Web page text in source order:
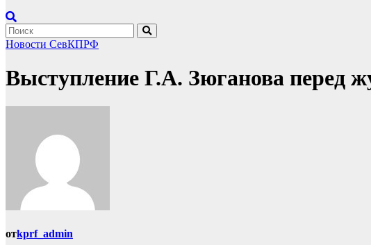
Новости СевКПРФ
Выступление Г.А. Зюганова перед
отkprf_admin